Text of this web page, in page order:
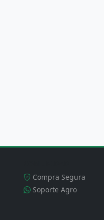
Compra Segura
Soporte Agro